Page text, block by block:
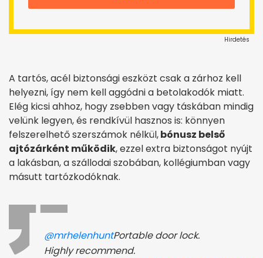
Hirdetés
A tartós, acél biztonsági eszközt csak a zárhoz kell
helyezni, így nem kell aggódni a betolakodók miatt.
Elég kicsi ahhoz, hogy zsebben vagy táskában mindig
velünk legyen, és rendkívül hasznos is: könnyen
felszerelhető szerszámok nélkül,bónusz belső
ajtózárként működik, ezzel extra biztonságot nyújt
a lakásban, a szállodai szobában, kollégiumban vagy
másutt tartózkodóknak.
@mrhelenhuntPortable door lock.
Highly recommend.